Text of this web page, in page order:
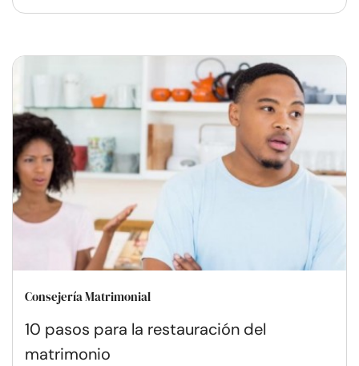
Consejería Matrimonial
10 pasos para la restauración del
matrimonio